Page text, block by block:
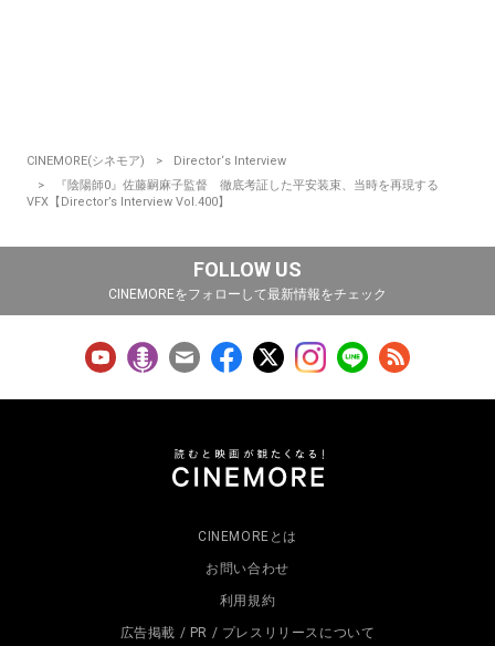
CINEMORE(シネモア)
Director‘s Interview
『陰陽師0』佐藤嗣麻子監督 徹底考証した平安装束、当時を再現する
VFX【Director’s Interview Vol.400】
FOLLOW US
CINEMOREをフォローして最新情報をチェック
CINEMOREとは
お問い合わせ
利用規約
広告掲載 / PR / プレスリリースについて